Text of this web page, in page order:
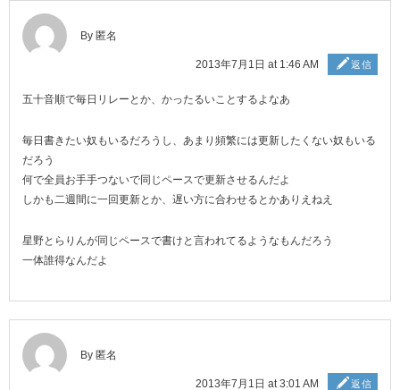
By 匿名
2013年7月1日 at 1:46 AM 返信
五十音順で毎日リレーとか、かったるいことするよなあ
毎日書きたい奴もいるだろうし、あまり頻繁には更新したくない奴もいる
だろう
何で全員お手手つないで同じペースで更新させるんだよ
しかも二週間に一回更新とか、遅い方に合わせるとかありえねえ
星野とらりんが同じペースで書けと言われてるようなもんだろう
一体誰得なんだよ
By 匿名
2013年7月1日 at 3:01 AM 返信